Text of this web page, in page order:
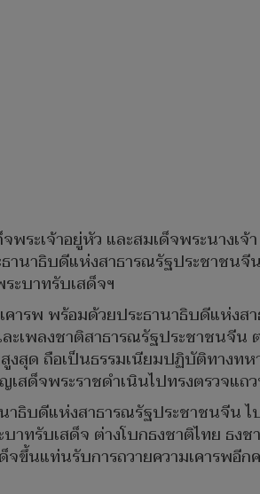
ระเจ้าอยู่หัว และสมเด็จพระนางเจ้
นาธิบดีแห่งสาธารณรัฐประชาชนจี
ะบาทรับเสด็จฯ
ารพ พร้อมด้วยประธานาธิบดีแห่งส
ละเพลงชาติสาธารณรัฐประชาชนจี
ด ถือเป็นธรรมเนียมปฏิบัติทางทห
สด็จพระราชดำเนินไปทรงตรวจแ
ธิบดีแห่งสาธารณรัฐประชาชนจีน
าทรับเสด็จ ต่างโบกธงชาติไทย ธง
นแท่นรับการถวายความเคารพอีก